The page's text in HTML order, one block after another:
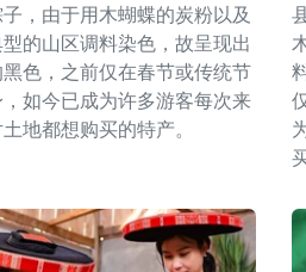
，由于用木蝴蝶的炭粉以及
的山区调料染色，故呈现出
色，之前仅在春节或传统节
，如今已成为许多游客每次来
地都想购买的特产。